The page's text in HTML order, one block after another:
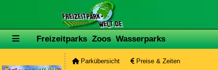
Freizeitparks Zoos Wasserparks
Parkübersicht Preise & Zeiten